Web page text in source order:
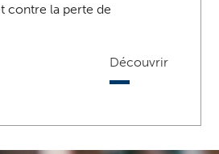
contre la perte de
Découvrir